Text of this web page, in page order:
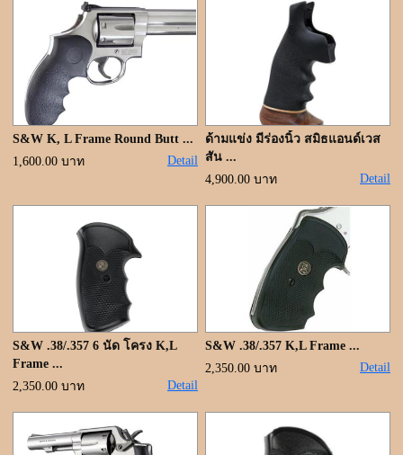
แจ้งชำระเงิน
ค้นหาสินค้า
ติดต่อเรา
S&W K, L Frame Round Butt ...
1,600.00 บาท
Detail
ด้ามแข่ง มีร่องนิ้ว สมิธแอนด์เวส
สัน ...
4,900.00 บาท
Detail
S&W .38/.357 6 นัด โครง K,L
Frame ...
2,350.00 บาท
Detail
S&W .38/.357 K,L Frame ...
2,350.00 บาท
Detail